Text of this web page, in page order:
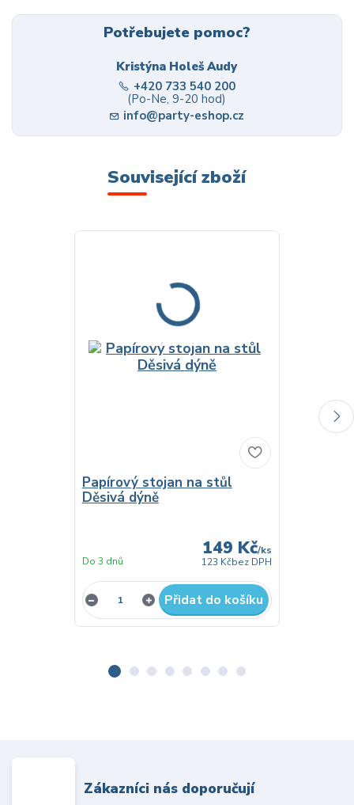
Potřebujete pomoc?
Kristýna Holeš Audy
+420 733 540 200
(Po-Ne, 9-20 hod)
info@party-eshop.cz
Související zboží
Papírový stojan na stůl
Děsivá dýně
149 Kč/ks
123 Kčbez DPH
Do 3 dnů
Přidat do košíku
Zákazníci nás doporučují